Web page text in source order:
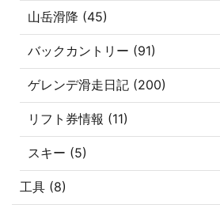
山岳滑降 (45)
バックカントリー (91)
ゲレンデ滑走日記 (200)
リフト券情報 (11)
スキー (5)
工具 (8)